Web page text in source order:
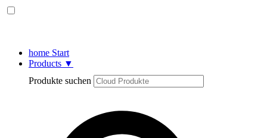
home Start
Products ▼
Produkte suchen